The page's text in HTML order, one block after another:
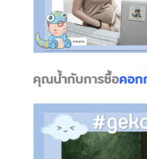
คุณน้ำกับการซื้อคอ